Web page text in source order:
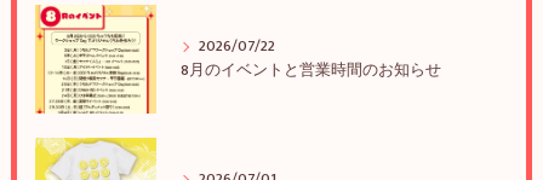
2026/07/22
8月のイベントと営業時間のお知らせ